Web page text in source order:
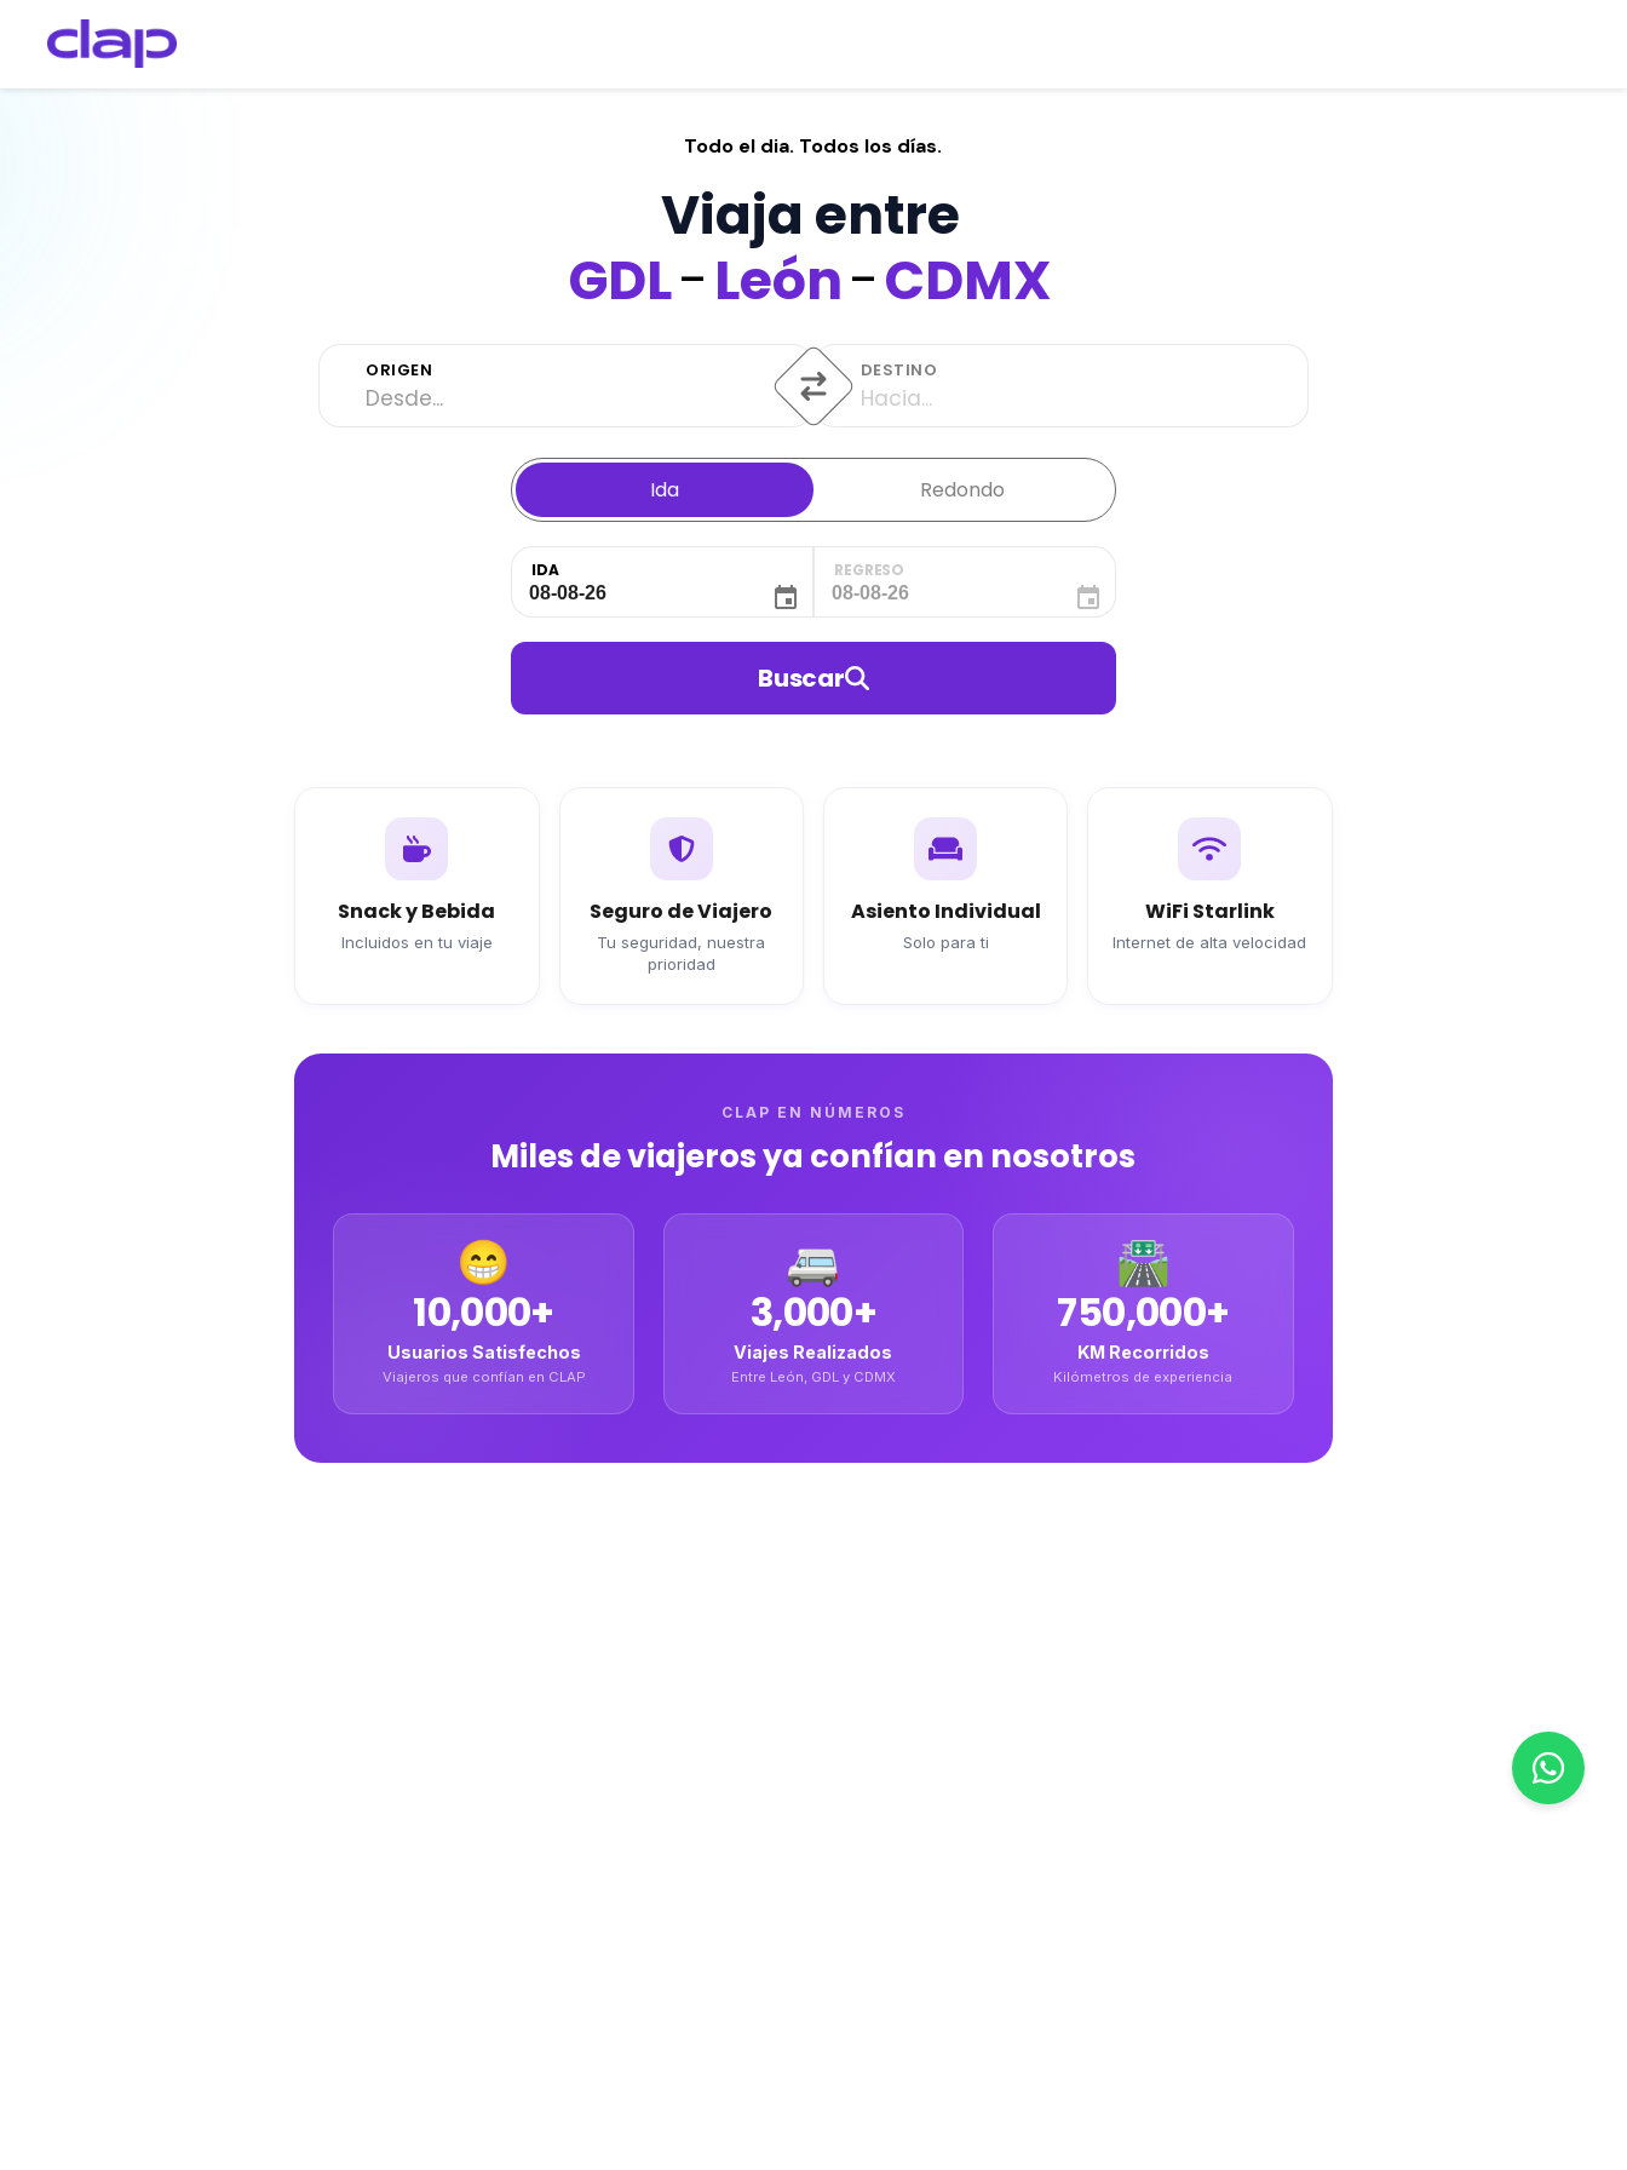
Todo el dia. Todos los días.
Viaja entre
GDL-León-CDMX
ORIGEN
Desde...
DESTINO
Hacia...
Ida Redondo
IDA REGRESO
Buscar
Snack y Bebida
Incluidos en tu viaje
Seguro de Viajero
Tu seguridad, nuestra
prioridad
Asiento Individual
Solo para ti
WiFi Starlink
Internet de alta velocidad
CLAP EN NÚMEROS
Miles de viajeros ya confían en nosotros
😁
10,000+
Usuarios Satisfechos
Viajeros que confían en CLAP
🚐
3,000+
Viajes Realizados
Entre León, GDL y CDMX
🛣️
750,000+
KM Recorridos
Kilómetros de experiencia